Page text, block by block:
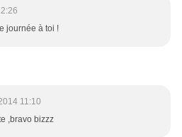
journée à toi !
11:10
,bravo bizzz